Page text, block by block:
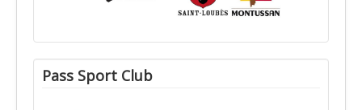
Pass Sport Club